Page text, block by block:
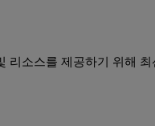
리소스를 제공하기 위해